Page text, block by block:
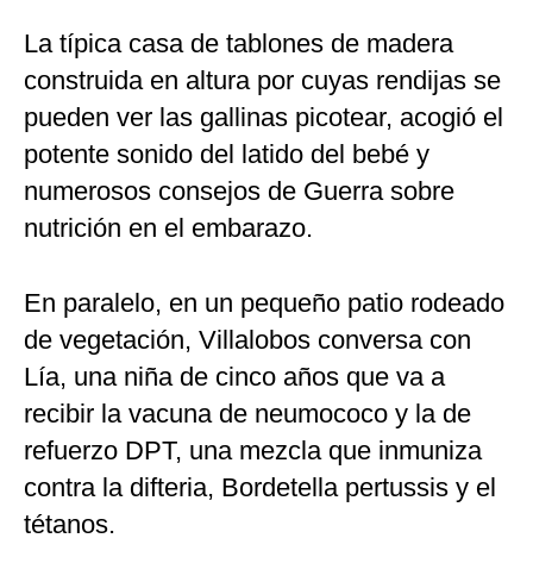
La típica casa de tablones de madera
construida en altura por cuyas rendijas se
pueden ver las gallinas picotear, acogió el
potente sonido del latido del bebé y
numerosos consejos de Guerra sobre
nutrición en el embarazo.
En paralelo, en un pequeño patio rodeado
de vegetación, Villalobos conversa con
Lía, una niña de cinco años que va a
recibir la vacuna de neumococo y la de
refuerzo DPT, una mezcla que inmuniza
contra la difteria, Bordetella pertussis y el
tétanos.